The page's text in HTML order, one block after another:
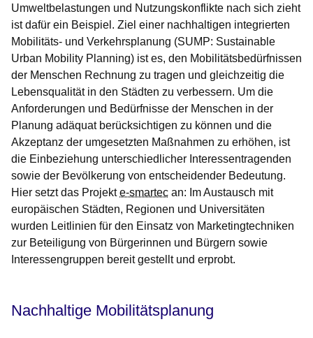
Umweltbelastungen und Nutzungskonflikte nach sich zieht
ist dafür ein Beispiel. Ziel einer nachhaltigen integrierten
Mobilitäts- und Verkehrsplanung (SUMP: Sustainable
Urban Mobility Planning) ist es, den Mobilitätsbedürfnissen
der Menschen Rechnung zu tragen und gleichzeitig die
Lebensqualität in den Städten zu verbessern. Um die
Anforderungen und Bedürfnisse der Menschen in der
Planung adäquat berücksichtigen zu können und die
Akzeptanz der umgesetzten Maßnahmen zu erhöhen, ist
die Einbeziehung unterschiedlicher Interessentragenden
sowie der Bevölkerung von entscheidender Bedeutung.
Hier setzt das Projekte-smartec an: Im Austausch mit
europäischen Städten, Regionen und Universitäten
wurden Leitlinien für den Einsatz von Marketingtechniken
zur Beteiligung von Bürgerinnen und Bürgern sowie
Interessengruppen bereit gestellt und erprobt.
Nachhaltige Mobilitätsplanung